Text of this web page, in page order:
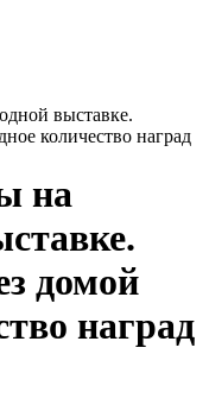
выставке.
количество наград
на
домой
наград